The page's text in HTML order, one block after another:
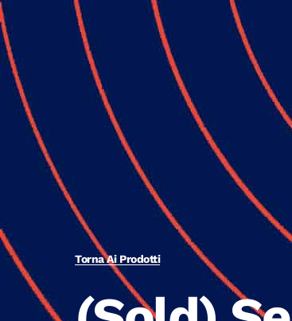
Torna Ai Prodotti